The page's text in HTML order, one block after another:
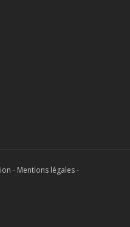
- Mentions légales-